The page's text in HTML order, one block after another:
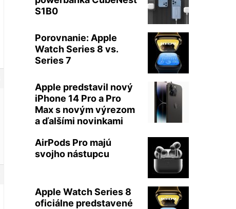
S1B0
Porovnanie: Apple
Watch Series 8 vs.
Series 7
Apple predstavil nový
iPhone 14 Pro a Pro
Max s novým výrezom
a ďalšími novinkami
AirPods Pro majú
svojho nástupcu
Apple Watch Series 8
oficiálne predstavené